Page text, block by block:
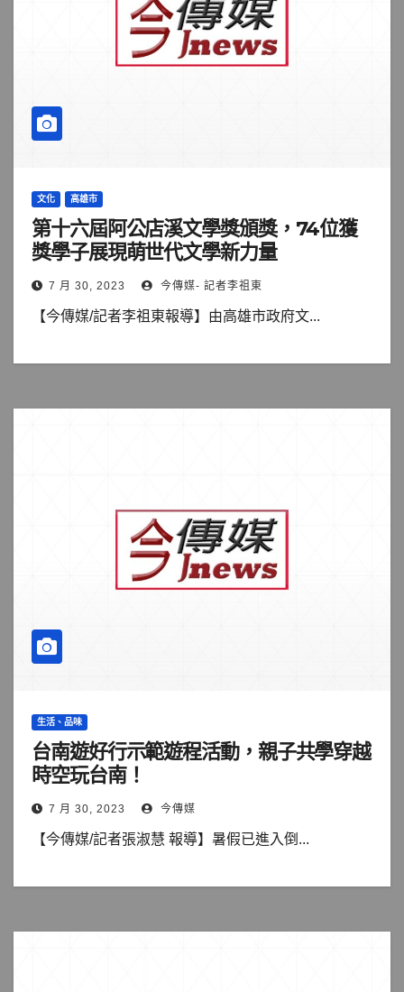
文化 高雄市
第十六屆阿公店溪文學獎頒獎，74位獲
獎學子展現萌世代文學新力量
7 月 30, 2023 今傳媒- 記者李祖東
【今傳媒/記者李祖東報導】由高雄市政府文...
生活、品味
台南遊好行示範遊程活動，親子共學穿越
時空玩台南！
7 月 30, 2023 今傳媒
【今傳媒/記者張淑慧 報導】暑假已進入倒...